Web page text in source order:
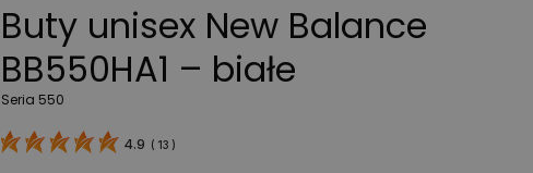
Buty unisex New Balance
BB550HA1 – białe
Seria 550
4.9 ( 13 )